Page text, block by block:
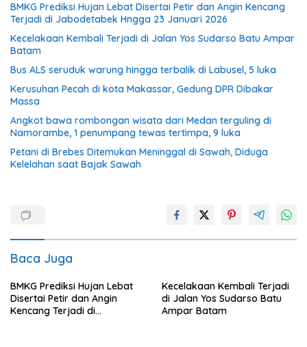
BMKG Prediksi Hujan Lebat Disertai Petir dan Angin Kencang
Terjadi di Jabodetabek Hngga 23 Januari 2026
Kecelakaan Kembali Terjadi di Jalan Yos Sudarso Batu Ampar
Batam
Bus ALS seruduk warung hingga terbalik di Labusel, 5 luka
Kerusuhan Pecah di kota Makassar, Gedung DPR Dibakar
Massa
Angkot bawa rombongan wisata dari Medan terguling di
Namorambe, 1 penumpang tewas tertimpa, 9 luka
Petani di Brebes Ditemukan Meninggal di Sawah, Diduga
Kelelahan saat Bajak Sawah
Baca Juga
BMKG Prediksi Hujan Lebat
Disertai Petir dan Angin
Kencang Terjadi di
Kecelakaan Kembali Terjadi
di Jalan Yos Sudarso Batu
Ampar Batam